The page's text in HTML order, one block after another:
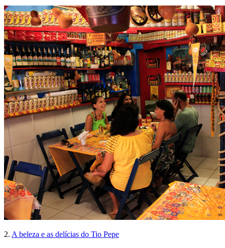
2. A beleza e as delícias do Tio Pepe